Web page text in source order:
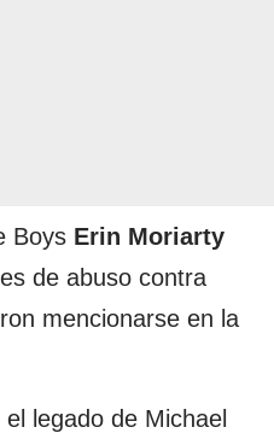
Boys Erin Moriarty
de abuso contra
mencionarse en la
legado de Michael